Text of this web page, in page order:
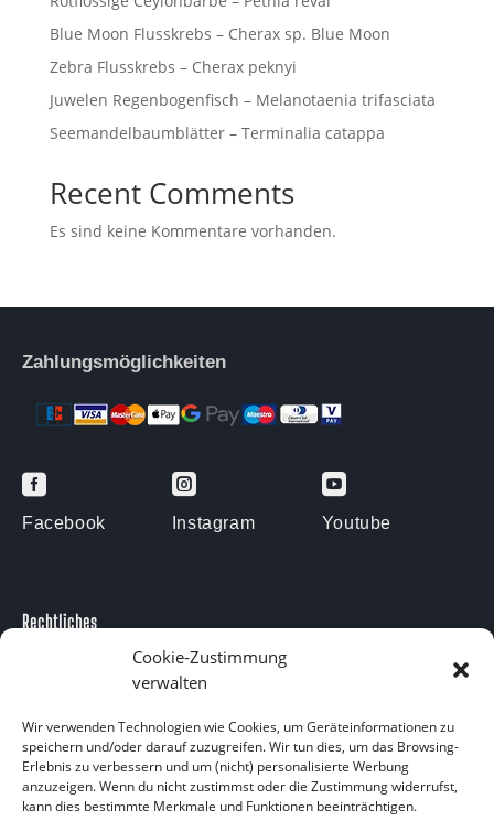
Cookie-Zustimmung
verwalten
Wir verwenden Technologien wie Cookies, um Geräteinformationen zu
speichern und/oder darauf zuzugreifen. Wir tun dies, um das Browsing-
Erlebnis zu verbessern und um (nicht) personalisierte Werbung
anzuzeigen. Wenn du nicht zustimmst oder die Zustimmung widerrufst,
kann dies bestimmte Merkmale und Funktionen beeinträchtigen.
Blue Moon Flusskrebs – Cherax sp. Blue Moon
Zebra Flusskrebs – Cherax peknyi
Juwelen Regenbogenfisch – Melanotaenia trifasciata
Seemandelbaumblätter – Terminalia catappa
Recent Comments
Es sind keine Kommentare vorhanden.
Zahlungsmöglichkeiten

Facebook

Instagram

Youtube
Rechtliches
Datenschutzerklärung
Kontakt
Am Försterteich 9